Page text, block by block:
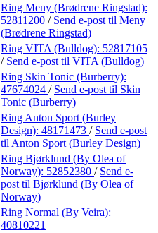
Ring Meny (Brødrene Ringstad):
52811200 / Send e-post til Meny
(Brødrene Ringstad)
Ring VITA (Bulldog): 52817105
/ Send e-post til VITA (Bulldog)
Ring Skin Tonic (Burberry):
47674024 / Send e-post til Skin
Tonic (Burberry)
Ring Anton Sport (Burley
Design): 48171473 / Send e-post
til Anton Sport (Burley Design)
Ring Bjørklund (By Olea of
Norway): 52852380 / Send e-
post til Bjørklund (By Olea of
Norway)
Ring Normal (By Veira):
40810221